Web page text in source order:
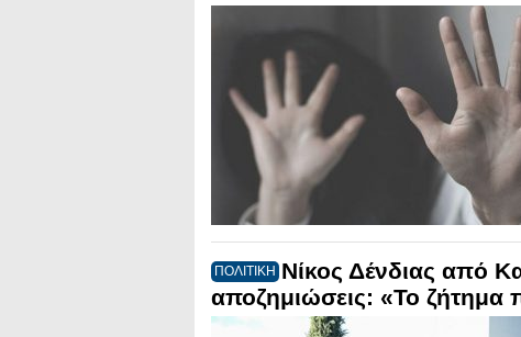
ΠΟΛΙΤΙΚΗ Νίκος Δένδιας από
αποζημιώσεις: «Το ζήτημα